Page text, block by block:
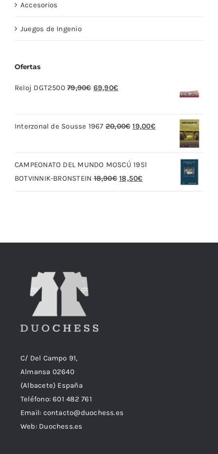
Accesorios
Juegos de Ingenio
Ofertas
Reloj DGT2500 79,90€ El
era:
69,90€
es:
Interzonal de Sousse 1967 20,00€ El
era:
20,00€.
19,00€El
CAMPEONATO DEL MUNDO MOSCÚ 1951
BOTVINNIK-BRONSTEIN 18,90€ El
18,50€
C/ Del Campo 91,
Almansa 02640
(Albacete) España
Teléfono:601 482 761
Email: contacto@duochess.es
Web: Duochess.es